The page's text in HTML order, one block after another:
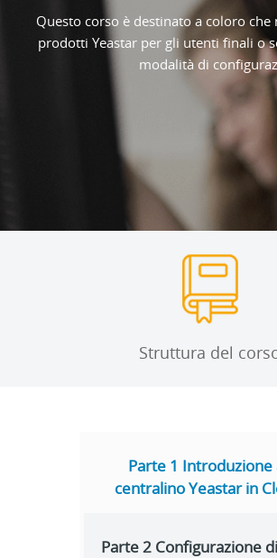
Questo corso è destinato a coloro
prodotti Yeastar per gli utenti finali o
modalità di
Struttura del
Parte 1 Introduzione
centralino Yeastar in
Parte 2 Configurazione